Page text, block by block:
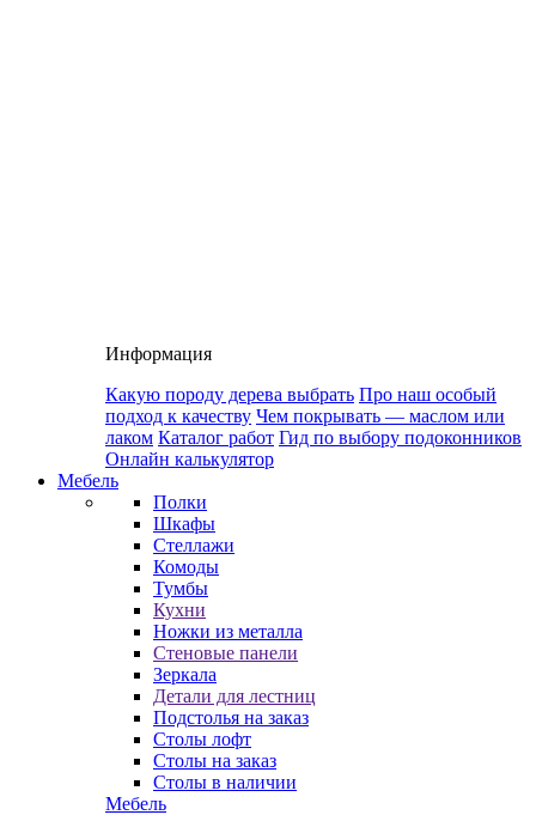
Информация
Какую породу дерева выбрать Про наш особый
подход к качеству Чем покрывать — маслом или
лаком Каталог работ Гид по выбору подоконников
Онлайн калькулятор
Мебель
Полки
Шкафы
Стеллажи
Комоды
Тумбы
Кухни
Ножки из металла
Стеновые панели
Зеркала
Детали для лестниц
Подстолья на заказ
Столы лофт
Столы на заказ
Столы в наличии
Мебель